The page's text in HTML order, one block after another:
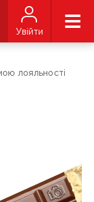
Увійти
лояльності